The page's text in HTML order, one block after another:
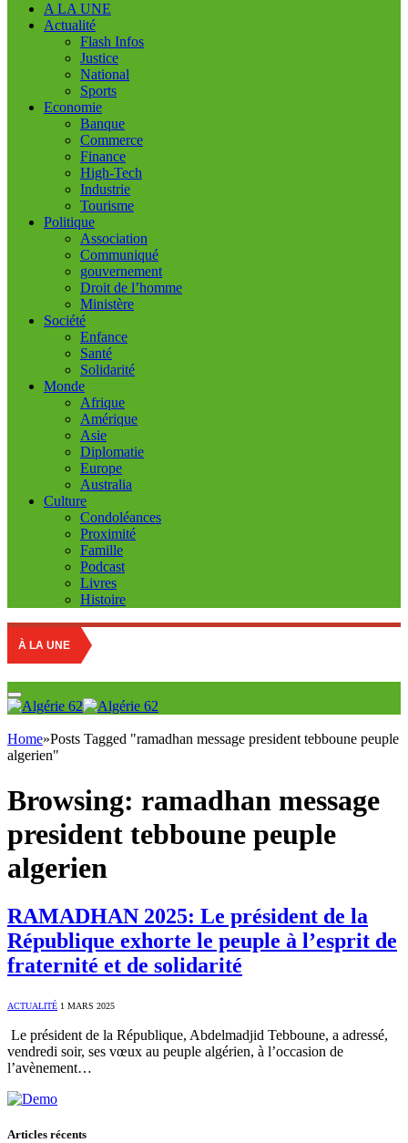
A LA UNE
Actualité
Flash Infos
Justice
National
Sports
Economie
Banque
Commerce
Finance
High-Tech
Industrie
Tourisme
Politique
Association
Communiqué
gouvernement
Droit de l’homme
Ministère
Société
Enfance
Santé
Solidarité
Monde
Afrique
Amérique
Asie
Diplomatie
Europe
Australia
Culture
Condoléances
Proximité
Famille
Podcast
Livres
Histoire
À LA UNE
Home»Posts Tagged "ramadhan message president tebboune peuple
algerien"
Browsing: ramadhan message
president tebboune peuple
algerien
RAMADHAN 2025: Le président de la
République exhorte le peuple à l’esprit de
fraternité et de solidarité
ACTUALITÉ 1 MARS 2025
Le président de la République, Abdelmadjid Tebboune, a adressé,
vendredi soir, ses vœux au peuple algérien, à l’occasion de
l’avènement…
Articles récents